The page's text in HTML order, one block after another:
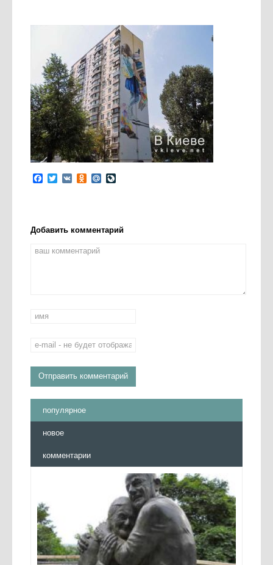
Facebook
Twitter
VK Odnoklassniki
Mail.Ru
Добавить комментарий
популярное
новое
комментарии